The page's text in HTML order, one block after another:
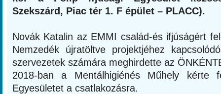
Szekszárd, Piac tér 1. F épület – PLACC).
Novák Katalin az EMMI család-és ifjúságért
Nemzedék újratöltve projektjéhez
szervezetek számára meghirdette az
2018-ban a Mentálhigiénés Műhely
Egyesületet a csatlakozásra.